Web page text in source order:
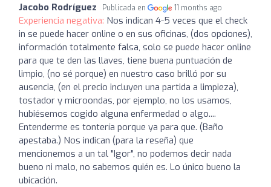
Jacobo Rodríguez Publicada en 11 months ago
Experiencia negativa: Nos indican 4-5 veces que el check
in se puede hacer online o en sus oficinas, (dos opciones),
información totalmente falsa, solo se puede hacer online
para que te den las llaves, tiene buena puntuación de
limpio, (no sé porque) en nuestro caso brilló por su
ausencia, (en el precio incluyen una partida a limpieza),
tostador y microondas, por ejemplo, no los usamos,
hubiésemos cogido alguna enfermedad o algo....
Entenderme es tontería porque ya para que. (Baño
apestaba.) Nos indican (para la reseña) que
mencionemos a un tal "Igor", no podemos decir nada
bueno ni malo, no sabemos quién es. Lo único bueno la
ubicación.